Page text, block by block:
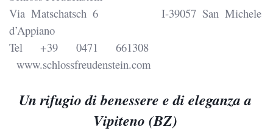
Via Matschatsch 6 I-39057 San Michele
d’Appiano
Tel +39 0471 661308
www.schlossfreudenstein.com
Un rifugio di benessere e di eleganza a
Vipiteno (BZ)